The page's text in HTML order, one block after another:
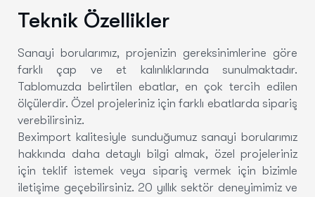
Teknik Özellikler
Sanayi borularımız, projenizin gereksinimlerine göre
farklı çap ve et kalınlıklarında sunulmaktadır.
Tablomuzda belirtilen ebatlar, en çok tercih edilen
ölçülerdir. Özel projeleriniz için farklı ebatlarda sipariş
verebilirsiniz.
Beximport kalitesiyle sunduğumuz sanayi borularımız
hakkında daha detaylı bilgi almak, özel projeleriniz
için teklif istemek veya sipariş vermek için bizimle
iletişime geçebilirsiniz. 20 yıllık sektör deneyimimiz ve